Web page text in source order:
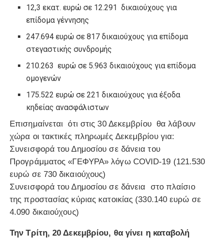
12,3 εκατ. ευρώ σε 12.291 δικαιούχους για
επίδομα γέννησης
247.694 ευρώ σε 817 δικαιούχους για επίδομα
στεγαστικής συνδρομής
210.263 ευρώ σε 5.963 δικαιούχους για επίδομα
ομογενών
175.522 ευρώ σε 221 δικαιούχους για έξοδα
κηδείας ανασφάλιστων
Επισημαίνεται ότι στις 30 Δεκεμβρίου θα λάβουν
χώρα οι τακτικές πληρωμές Δεκεμβρίου για:
Συνεισφορά του Δημοσίου σε δάνεια του
Προγράμματος «ΓΕΦΥΡΑ» λόγω COVID-19 (121.530
ευρώ σε 730 δικαιούχους)
Συνεισφορά του Δημοσίου σε δάνεια στο πλαίσιο
της προστασίας κύριας κατοικίας (330.140 ευρώ σε
4.090 δικαιούχους)
Την Τρίτη, 20 Δεκεμβρίου, θα γίνει η καταβολή